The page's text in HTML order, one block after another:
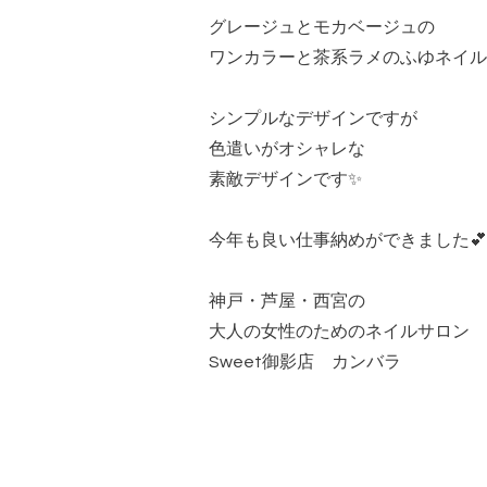
グレージュとモカベージュの
ワンカラーと茶系ラメのふゆネイ
シンプルなデザインですが
色遣いがオシャレな
素敵デザインです✨
今年も良い仕事納めができました💕
神戸・芦屋・西宮の
大人の女性のためのネイルサロン
Sweet御影店 カンバラ